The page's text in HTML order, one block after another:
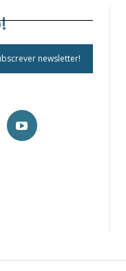
newsletter!